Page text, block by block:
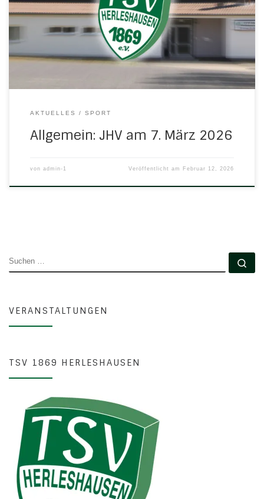
(Jahreshauptversammlung) des TSV 1869 Herleshausen
e.V. in der vereinseigenen TSV-Multifunktionshalle statt.
Hierzu laden wir recht herzlich ein und freuen uns, Sie
begrüßen zu dürfen! TAGESORDNUNG TOP 01) Wahl von
Ehrenmitgliedern TOP 02) Vorstandsberichte 2025 TOP
AKTUELLES SPORT
Allgemein: JHV am 7. März 2026
von admin-1 Veröffentlicht am Februar 12, 2026
SUCHE
VERANSTALTUNGEN
TSV 1869 HERLESHAUSEN